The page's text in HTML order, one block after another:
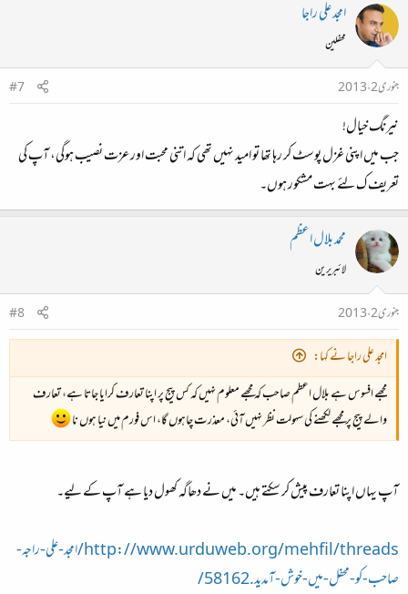
امجد علی راجا
محفلین
جنوری 2، 2013
#7
نیرنگ خیال!
جب میں اپنی غزل پوسٹ کر رہا تھا تو امید نہیں تھی کہ اتنی محبت اور عزت نصیب ہوگی، آپ کی
تعریف ک لئے بہت مشکور ہوں۔
محمد بلال اعظم
لائبریرین
جنوری 2، 2013
#8
امجد علی راجا نے کہا:
مجھے افسوس ہے بلال اعظم صاحب کہ مجھے معلوم نہیں کہ کس پیج پر اپنا تعارف کرایا جاتا ہے، تعارف
والے پیج پر مجھے لکھنے کی سہولت نظر نہیں آئی، معذرت چاہوں گا، اس فورم میں نیا ہوں نا
آپ یہاں اپنا تعارف پیش کر سکتے ہیں۔ میں نے دھاگہ کھول دیا ہے آپ کے لیے۔
http://www.urduweb.org/mehfil/threads/امجد-علی-راجہ-
صاحب-کو-محفل-میں-خوش-آمدید.58162/